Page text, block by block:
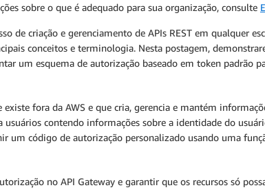
sobre o que é adequado para sua organização, consulte
criação e gerenciamento de APIs REST em qualquer
conceitos e terminologia. Nesta postagem,
um esquema de autorização baseado em token padrão
fora da AWS e que cria, gerencia e mantém
contendo informações sobre a identidade do
um código de autorização personalizado usando uma
no API Gateway e garantir que os recursos só